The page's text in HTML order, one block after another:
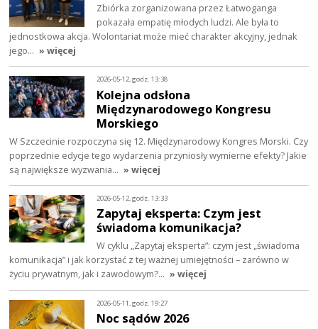
Zbiórka zorganizowana przez Łatwoganga
pokazała empatię młodych ludzi. Ale była to
jednostkowa akcja. Wolontariat może mieć charakter akcyjny, jednak
jego… » więcej
2026-05-12, godz. 13:38
Kolejna odsłona
Międzynarodowego Kongresu
Morskiego
W Szczecinie rozpoczyna się 12. Międzynarodowy Kongres Morski. Czy
poprzednie edycje tego wydarzenia przyniosły wymierne efekty? Jakie
są największe wyzwania… » więcej
2026-05-12, godz. 13:33
Zapytaj eksperta: Czym jest
świadoma komunikacja?
W cyklu „Zapytaj eksperta”: czym jest „świadoma
komunikacja” i jak korzystać z tej ważnej umiejętności – zarówno w
życiu prywatnym, jak i zawodowym?… » więcej
2026-05-11, godz. 19:27
Noc sądów 2026